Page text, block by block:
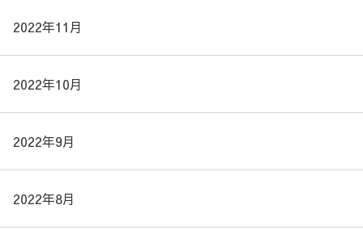
2022年11月
2022年10月
2022年9月
2022年8月